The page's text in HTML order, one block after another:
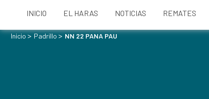
INICIO EL HARAS NOTICIAS REMATES
Inicio> Padrillo> NN 22 PANA PAU